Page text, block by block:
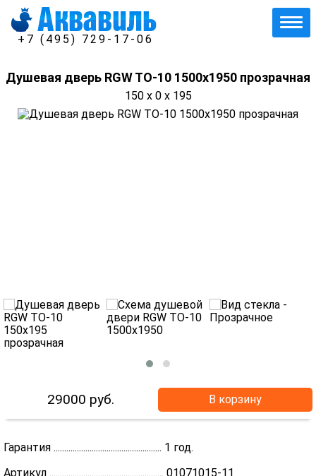
+7 (495) 729-17-06
Душевая дверь RGW TO-10 1500x1950 прозрачная
150 x 0 x 195
29000 руб. В корзину
Гарантия ................................................... 1 год.
Артикул ...................................................... 01071015-11